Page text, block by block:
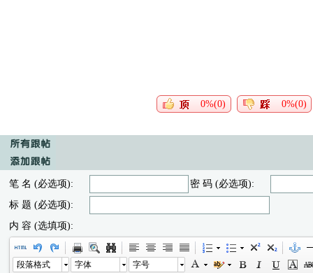
0%(0) 0%(0)
笔 名 (必选项):
密 码 (必选项):
标 题 (必选项):
内 容 (选填项):
段落格式 字体 字号